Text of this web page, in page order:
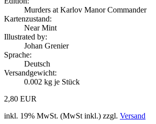
Murders at Karlov Manor Commander
Kartenzustand:
Near Mint
Illustrated by:
Johan Grenier
Sprache:
Deutsch
Versandgewicht:
0.002 kg je Stück
2,80 EUR
inkl. 19% MwSt. (MwSt inkl.) zzgl. Versand